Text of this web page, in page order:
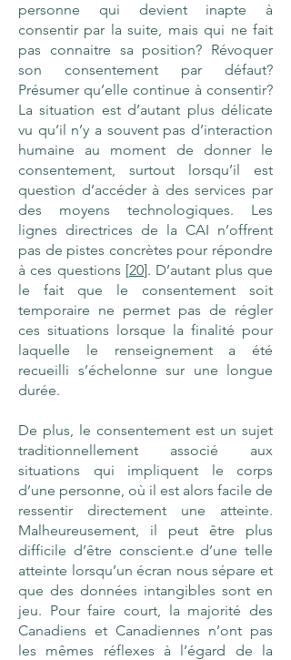
personne qui devient inapte à
consentir par la suite, mais qui ne fait
pas connaitre sa position? Révoquer
son consentement par défaut?
Présumer qu’elle continue à consentir?
La situation est d’autant plus délicate
vu qu’il n’y a souvent pas d’interaction
humaine au moment de donner le
consentement, surtout lorsqu’il est
question d’accéder à des services par
des moyens technologiques. Les
lignes directrices de la CAI n’offrent
pas de pistes concrètes pour répondre
à ces questions [20]. D’autant plus que
le fait que le consentement soit
temporaire ne permet pas de régler
ces situations lorsque la finalité pour
laquelle le renseignement a été
recueilli s’échelonne sur une longue
durée.
De plus, le consentement est un sujet
traditionnellement associé aux
situations qui impliquent le corps
d’une personne, où il est alors facile de
ressentir directement une atteinte.
Malheureusement, il peut être plus
difficile d’être conscient.e d’une telle
atteinte lorsqu’un écran nous sépare et
que des données intangibles sont en
jeu. Pour faire court, la majorité des
Canadiens et Canadiennes n’ont pas
les mêmes réflexes à l’égard de la